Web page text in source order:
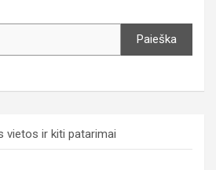
Paieška
vietos ir kiti patarimai